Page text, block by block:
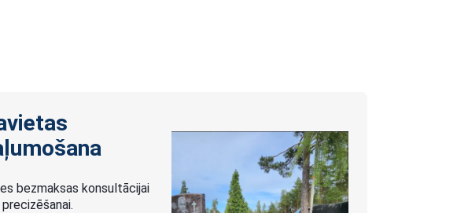
bezmaksas konsultācijai